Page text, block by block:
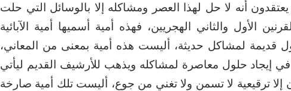
أنه لا حل لهذا العصر ومشاكله إلا بالوسائل التي حلت
الأول والثاني الهجريين، فهذه أمية أسميها أمية الآبائية
قديمة لمشاكل حديثة، أليست هذه أمية بمعنى من المعاني،
إيجاد حلول معاصرة لمشاكله ويذهب للأرشيف القديم ليأتي
ترقيعية لا تسمن ولا تغني من جوع، أليست تلك أمية صارخة